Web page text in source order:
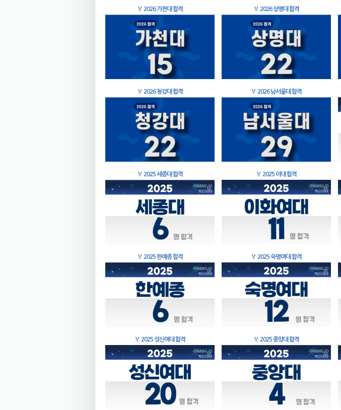
🏅 2026 가천대 합격 🏅 2026 상명대 합격
🏅 2026 청강대 합격 🏅 2026 남서울대 합격
🏅 2025 세종대 합격 🏅 2025 이대 합격
🏅 2025 한예종 합격 🏅 2025 숙명여대 합격
🏅 2025 성신여대 합격 🏅 2025 중앙대 합격